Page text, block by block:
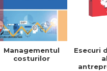
Managementul
costurilor
Esecuri